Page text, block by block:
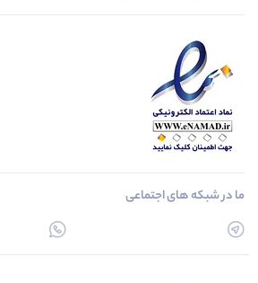
ما در شبکه های اجتماعی